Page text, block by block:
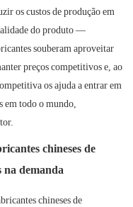
os custos de produção em
do produto —
souberam aproveitar
preços competitivos e, ao
os ajuda a entrar em
em todo o mundo,
chineses de
na demanda
chineses de